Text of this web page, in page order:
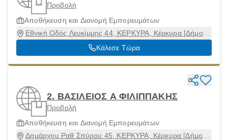
Προβολή
Αποθήκευση και Διανομή Εμπορευμάτων
Εθνική Οδός Λευκίμμης 44, ΚΕΡΚΥΡΑ, Κέρκυρα [Δήμος],
Κέρκυρα, 49100
Κάλεσε Τώρα
2. ΒΑΣΙΛΕΙΟΣ Α ΦΙΛΙΠΠΑΚΗΣ
Προβολή
Αποθήκευση και Διανομή Εμπορευμάτων
Δημάρχου Ραθ Σπύρου 45, ΚΕΡΚΥΡΑ, Κέρκυρα [Δήμος],